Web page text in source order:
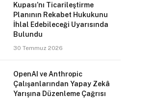
Kupası’nı Ticarileştirme
Planının Rekabet Hukukunu
İhlal Edebileceği Uyarısında
Bulundu
30 Temmuz 2026
OpenAI ve Anthropic
Çalışanlarından Yapay Zekâ
Yarışına Düzenleme Çağrısı